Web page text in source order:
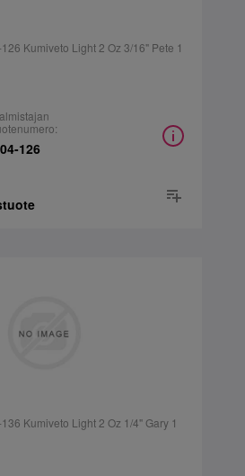
Kumiveto Light 2 Oz 3/16" Pete 1
126
Kumiveto Light 2 Oz 1/4" Gary 1